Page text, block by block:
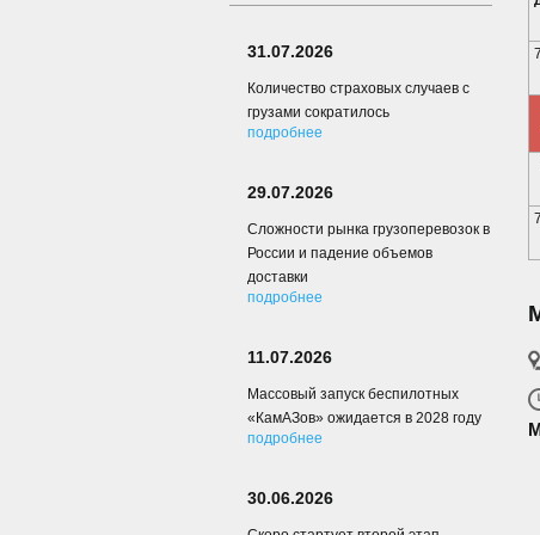
31.07.2026
Количество страховых случаев с
грузами сократилось
подробнее
29.07.2026
Сложности рынка грузоперевозок в
России и падение объемов
доставки
подробнее
11.07.2026
Массовый запуск беспилотных
«КамАЗов» ожидается в 2028 году
подробнее
30.06.2026